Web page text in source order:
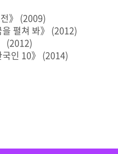
》 (2009)
을 펼쳐 봐》 (2012)
(2012)
국인 10》 (2014)